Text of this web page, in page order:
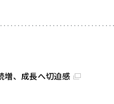
、成長へ切迫感